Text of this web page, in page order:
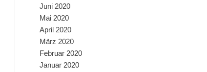
Juni 2020
Mai 2020
April 2020
März 2020
Februar 2020
Januar 2020